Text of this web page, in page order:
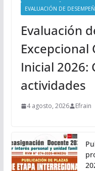
EVALUACIÓN DE
Evaluación
Excepcional
Inicial 2026:
actividades
4 agosto, 2026 Efrain